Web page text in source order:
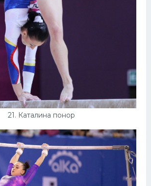
21. Каталина понор